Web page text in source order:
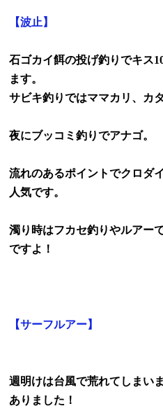
【波止】
石ゴカイ餌の投げ釣りでキス
ます。
サビキ釣りではママカリ、カ
夜にブッコミ釣りでアナゴ。
流れのあるポイントでクロダ
人気です。
濁り時はフカセ釣りやルアー
ですよ！
【サーフルアー】
週明けは台風で荒れてしまい
ありました！